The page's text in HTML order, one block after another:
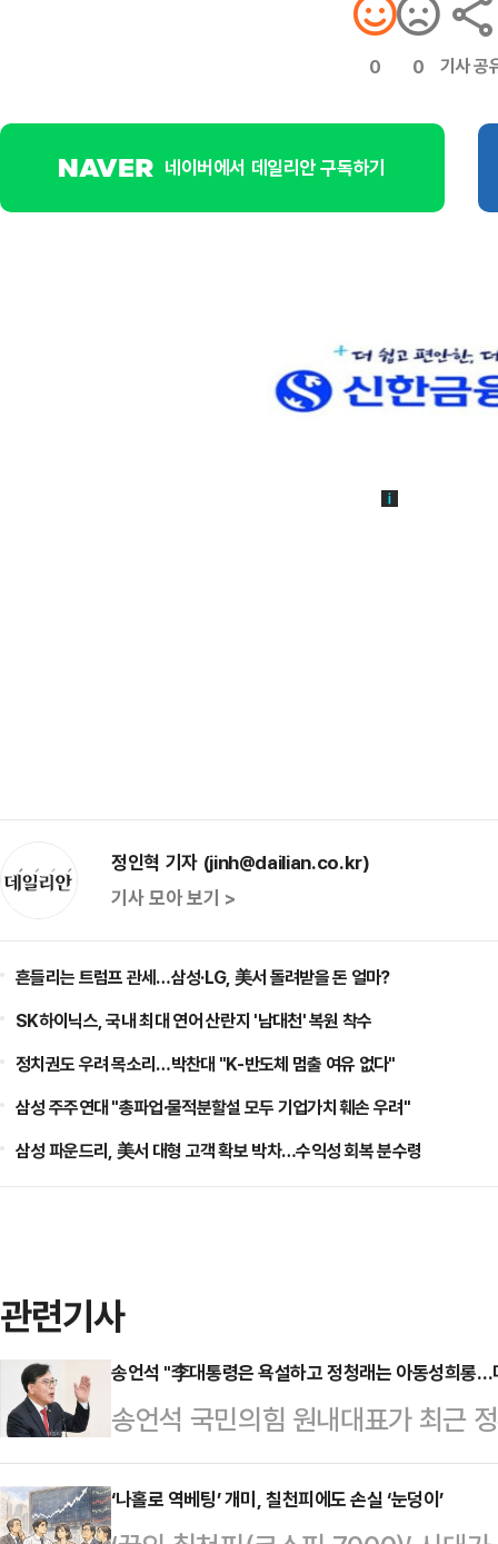
0 0 기사 공
네이버에서 데일리안 구독하기
정인혁 기자 (jinh@dailian.co.kr)
기사 모아 보기 >
흔들리는 트럼프 관세…삼성·LG, 美서 돌려받을 돈 얼마?
SK하이닉스, 국내 최대 연어 산란지 '남대천' 복원 착수
정치권도 우려 목소리…박찬대 "K-반도체 멈출 여유 없다"
삼성 주주연대 "총파업·물적분할설 모두 기업가치 훼손 우려"
삼성 파운드리, 美서 대형 고객 확보 박차…수익성 회복 분수령
관련기사
송언석 "李대통령은 욕설하고 정청래는 아동성희롱
송언석 국민의힘 원내대표가 최근
집으며 "더불어민주당은 그 이름을
언석 원내대표는 8일 국회에서 열
‘나홀로 역베팅’ 개미, 칠천피에도 손실 ‘눈덩이’